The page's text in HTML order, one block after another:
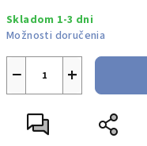
cena:
Skladom 1-3 dni
Možnosti doručenia
+
−